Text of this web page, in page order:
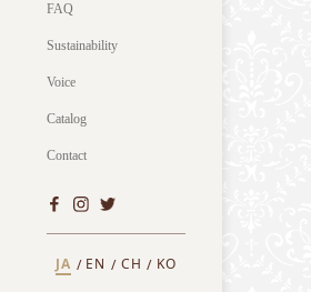
FAQ
Sustainability
Voice
Catalog
Contact
JA EN CH KO